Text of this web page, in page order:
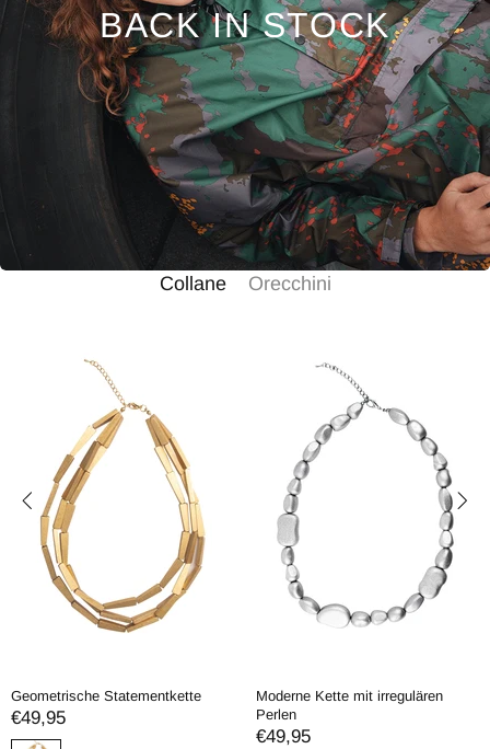
BACK IN STOCK
Collane Orecchini
Geometrische Statementkette
€49,95
Moderne Kette mit irregulären
Perlen
€49,95